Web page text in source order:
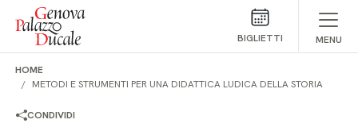
Salta al contenuto
BIGLIETTI MENU
HOME
METODI E STRUMENTI PER UNA DIDATTICA LUDICA DELLA STORIA
CONDIVIDI